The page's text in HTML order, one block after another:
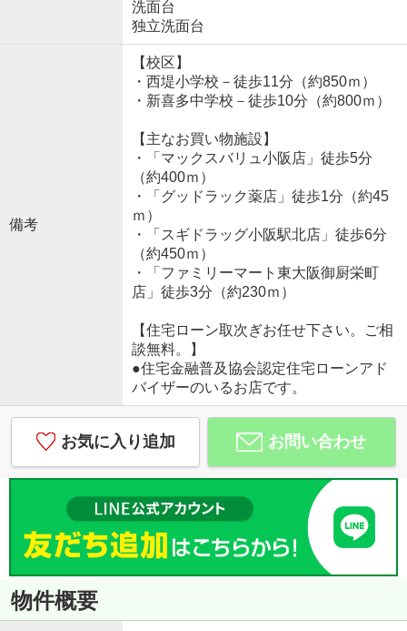
洗面台
独立洗面台
備考
【校区】
・西堤小学校－徒歩11分（約850ｍ）
・新喜多中学校－徒歩10分（約800ｍ）
【主なお買い物施設】
・「マックスバリュ小阪店」徒歩5分
（約400ｍ）
・「グッドラック薬店」徒歩1分（約45
ｍ）
・「スギドラッグ小阪駅北店」徒歩6分
（約450ｍ）
・「ファミリーマート東大阪御厨栄町
店」徒歩3分（約230ｍ）
【住宅ローン取次ぎお任せ下さい。ご相
談無料。】
●住宅金融普及協会認定住宅ローンアド
バイザーのいるお店です。
お気に入り追加 お問い合わせ
物件概要